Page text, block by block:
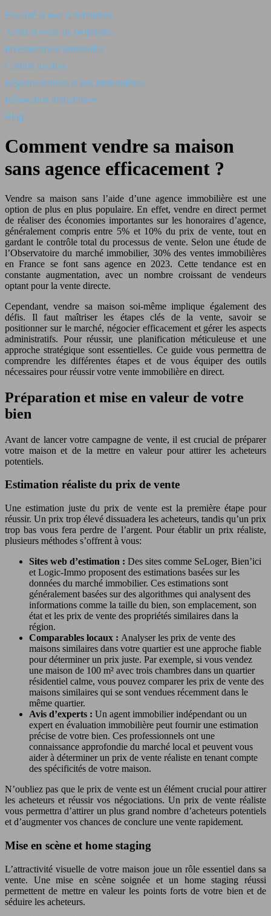
Fiscalité et taxe d’habitation
Achat et vente de propriétés
Investissement immobilier
Gestion locative
Réglementations et lois immobilières
Rénovation immobilière
Blog
Comment vendre sa maison
sans agence efficacement ?
Vendre sa maison sans l’aide d’une agence immobilière est une
option de plus en plus populaire. En effet, vendre en direct permet
de réaliser des économies importantes sur les honoraires d’agence,
généralement compris entre 5% et 10% du prix de vente, tout en
gardant le contrôle total du processus de vente. Selon une étude de
l’Observatoire du marché immobilier, 30% des ventes immobilières
en France se font sans agence en 2023. Cette tendance est en
constante augmentation, avec un nombre croissant de vendeurs
optant pour la vente directe.
Cependant, vendre sa maison soi-même implique également des
défis. Il faut maîtriser les étapes clés de la vente, savoir se
positionner sur le marché, négocier efficacement et gérer les aspects
administratifs. Pour réussir, une planification méticuleuse et une
approche stratégique sont essentielles. Ce guide vous permettra de
comprendre les différentes étapes et de vous équiper des outils
nécessaires pour réussir votre vente immobilière en direct.
Préparation et mise en valeur de votre
bien
Avant de lancer votre campagne de vente, il est crucial de préparer
votre maison et de la mettre en valeur pour attirer les acheteurs
potentiels.
Estimation réaliste du prix de vente
Une estimation juste du prix de vente est la première étape pour
réussir. Un prix trop élevé dissuadera les acheteurs, tandis qu’un prix
trop bas vous fera perdre de l’argent. Pour établir un prix réaliste,
plusieurs méthodes s’offrent à vous:
Sites web d’estimation : Des sites comme SeLoger, Bien’ici
et Logic-Immo proposent des estimations basées sur les
données du marché immobilier. Ces estimations sont
généralement basées sur des algorithmes qui analysent des
informations comme la taille du bien, son emplacement, son
état et les prix de vente des propriétés similaires dans la
région.
Comparables locaux : Analyser les prix de vente des
maisons similaires dans votre quartier est une approche fiable
pour déterminer un prix juste. Par exemple, si vous vendez
une maison de 100 m² avec trois chambres dans un quartier
résidentiel calme, vous pouvez comparer les prix de vente des
maisons similaires qui se sont vendues récemment dans le
même quartier.
Avis d’experts : Un agent immobilier indépendant ou un
expert en évaluation immobilière peut fournir une estimation
précise de votre bien. Ces professionnels ont une
connaissance approfondie du marché local et peuvent vous
aider à déterminer un prix de vente réaliste en tenant compte
des spécificités de votre maison.
N’oubliez pas que le prix de vente est un élément crucial pour attirer
les acheteurs et réussir vos négociations. Un prix de vente réaliste
vous permettra d’attirer un plus grand nombre d’acheteurs potentiels
et d’augmenter vos chances de conclure une vente rapidement.
Mise en scène et home staging
L’attractivité visuelle de votre maison joue un rôle essentiel dans sa
vente. Une mise en scène soignée et un home staging réussi
permettent de mettre en valeur les points forts de votre bien et de
séduire les acheteurs.